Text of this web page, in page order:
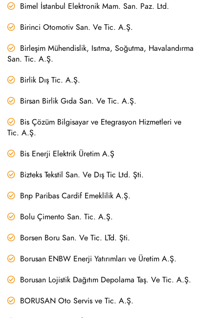
Bimel İstanbul Elektronik Mam. San. Paz. Ltd.
Birinci Otomotiv San. Ve Tic. A.Ş.
Birleşim Mühendislik, Isıtma, Soğutma, Havalandırma
San. Tic. A.Ş.
Birlik Dış Tic. A.Ş.
Birsan Birlik Gıda San. Ve Tic. A.Ş.
Bis Çözüm Bilgisayar ve Etegrasyon Hizmetleri ve
Tic. A.Ş.
Bis Enerji Elektrik Üretim A.Ş
Bizteks Tekstil San. Ve Dış Tic Ltd. Şti.
Bnp Paribas Cardif Emeklilik A.Ş.
Bolu Çimento San. Tic. A.Ş.
Borsen Boru San. Ve Tic. LTd. Şti.
Borusan ENBW Enerji Yatırımları ve Üretim A.Ş.
Borusan Lojistik Dağıtım Depolama Taş. Ve Tic. A.Ş.
BORUSAN Oto Servis ve Tic. A.Ş.